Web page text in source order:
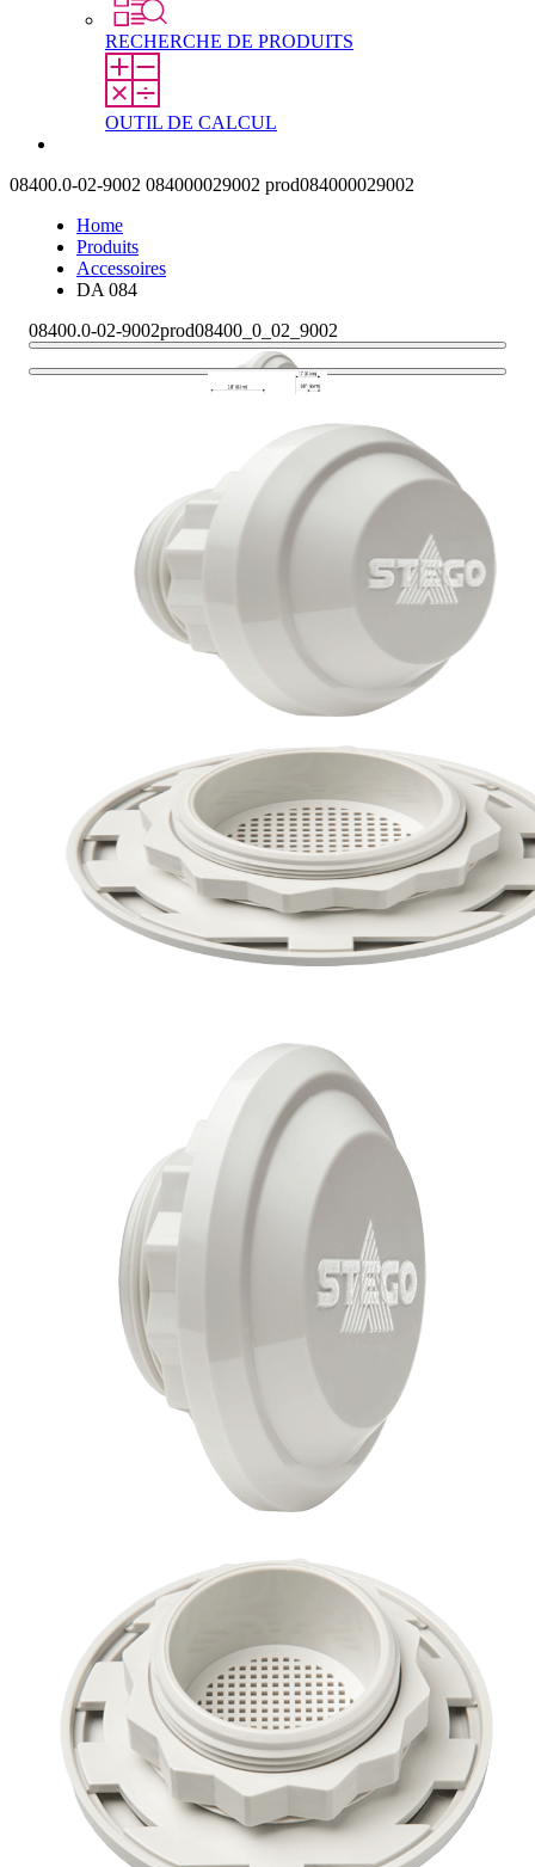
RECHERCHE DE PRODUITS
OUTIL DE CALCUL
08400.0-02-9002 084000029002 prod084000029002
Home
Produits
Accessoires
DA 084
08400.0-02-9002prod08400_0_02_9002